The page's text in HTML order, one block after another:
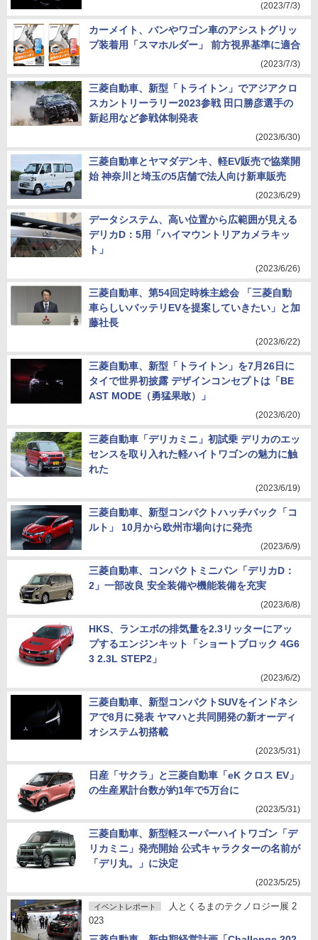
(2023/7/3)
カーメイト、バンやワゴン車のアシストグリッ
プ装着用「スマホルダー」 前方視界基準に適合
(2023/7/3)
三菱自動車、新型「トライトン」でアジアクロ
スカントリーラリー2023参戦 田口勝彦選手の
新起用など参戦体制発表
(2023/6/30)
三菱自動車とヤマダデンキ、軽EV販売で協業開
始 神奈川と埼玉の5店舗で法人向け新車販売
(2023/6/29)
データシステム、高い位置から広範囲が見える
デリカD：5用「ハイマウントリアカメラキッ
ト」
(2023/6/26)
三菱自動車、第54回定時株主総会 「三菱自動
車らしいバッテリEVを提案していきたい」と加
藤社長
(2023/6/22)
三菱自動車、新型「トライトン」を7月26日に
タイで世界初披露 デザインコンセプトは「BE
AST MODE（勇猛果敢）」
(2023/6/20)
三菱自動車「デリカミニ」初試乗 デリカのエッ
センスを取り入れた軽ハイトワゴンの魅力に触
れた
(2023/6/19)
三菱自動車、新型コンパクトハッチバック「コ
ルト」 10月から欧州市場向けに発売
(2023/6/9)
三菱自動車、コンパクトミニバン「デリカD：
2」一部改良 安全装備や機能装備を充実
(2023/6/8)
HKS、ランエボの排気量を2.3リッターにアッ
プするエンジンキット「ショートブロック 4G6
3 2.3L STEP2」
(2023/6/2)
三菱自動車、新型コンパクトSUVをインドネシ
アで8月に発表 ヤマハと共同開発の新オーディ
オシステム初搭載
(2023/5/31)
日産「サクラ」と三菱自動車「eK クロス EV」
の生産累計台数が約1年で5万台に
(2023/5/31)
三菱自動車、新型軽スーパーハイトワゴン「デ
リカミニ」発売開始 公式キャラクターの名前が
「デリ丸。」に決定
(2023/5/25)
イベントレポート
人とくるまのテクノロジー展 2
023